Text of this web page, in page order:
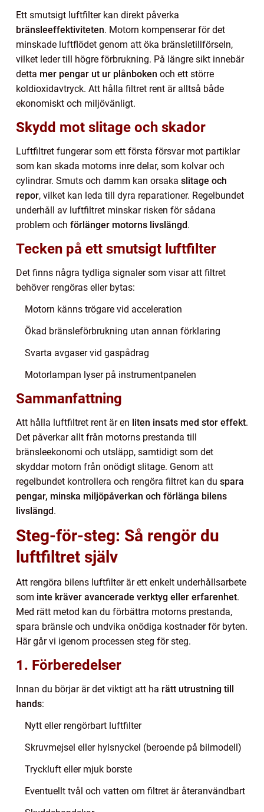
Ett smutsigt luftfilter kan direkt påverka
bränsleeffektiviteten. Motorn kompenserar för det
minskade luftflödet genom att öka bränsletillförseln,
vilket leder till högre förbrukning. På längre sikt innebär
detta mer pengar ut ur plånboken och ett större
koldioxidavtryck. Att hålla filtret rent är alltså både
ekonomiskt och miljövänligt.
Skydd mot slitage och skador
Luftfiltret fungerar som ett första försvar mot partiklar
som kan skada motorns inre delar, som kolvar och
cylindrar. Smuts och damm kan orsaka slitage och
repor, vilket kan leda till dyra reparationer. Regelbundet
underhåll av luftfiltret minskar risken för sådana
problem och förlänger motorns livslängd.
Tecken på ett smutsigt luftfilter
Det finns några tydliga signaler som visar att filtret
behöver rengöras eller bytas:
Motorn känns trögare vid acceleration
Ökad bränsleförbrukning utan annan förklaring
Svarta avgaser vid gaspådrag
Motorlampan lyser på instrumentpanelen
Sammanfattning
Att hålla luftfiltret rent är en liten insats med stor effekt.
Det påverkar allt från motorns prestanda till
bränsleekonomi och utsläpp, samtidigt som det
skyddar motorn från onödigt slitage. Genom att
regelbundet kontrollera och rengöra filtret kan du spara
pengar, minska miljöpåverkan och förlänga bilens
livslängd.
Steg-för-steg: Så rengör du
luftfiltret själv
Att rengöra bilens luftfilter är ett enkelt underhållsarbete
som inte kräver avancerade verktyg eller erfarenhet.
Med rätt metod kan du förbättra motorns prestanda,
spara bränsle och undvika onödiga kostnader för byten.
Här går vi igenom processen steg för steg.
1. Förberedelser
Innan du börjar är det viktigt att ha rätt utrustning till
hands:
Nytt eller rengörbart luftfilter
Skruvmejsel eller hylsnyckel (beroende på bilmodell)
Tryckluft eller mjuk borste
Eventuellt tvål och vatten om filtret är återanvändbart